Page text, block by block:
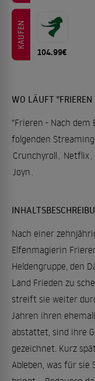
KAUFEN
104.99€
WO LÄUFT
"Frieren - Nach dem
folgenden
Crunchyroll , Netflix,
Joyn .
Nach einer
Elfenmagierin
Heldengruppe, den
Land Frieden zu
streift sie weiter
Jahren ihren
abstattet, sind ihre
gezeichnet. Kurz
Ableben, was für